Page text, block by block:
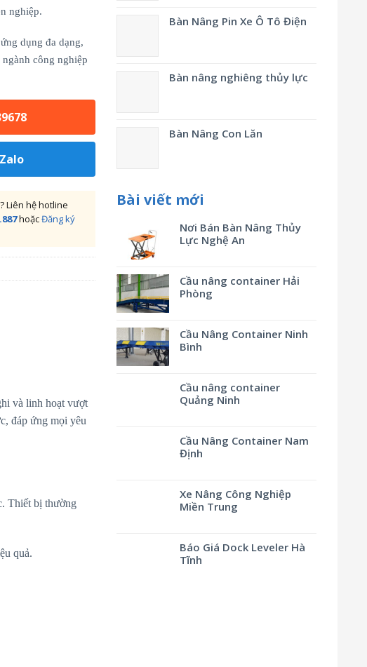
Bàn Nâng Pin Xe Ô Tô Điện
Bàn nâng nghiêng thủy lực
Bàn Nâng Con Lăn
Bài viết mới
Nơi Bán Bàn Nâng Thủy
Lực Nghệ An
Cầu nâng container Hải
Phòng
Cầu Nâng Container Ninh
Bình
Cầu nâng container
Quảng Ninh
Cầu Nâng Container Nam
Định
Xe Nâng Công Nghiệp
Miền Trung
Báo Giá Dock Leveler Hà
Tĩnh
nghiệp.
dụng đa dạng,
công nghiệp
Liên hệ hotline
hoặcĐăng ký
và linh hoạt vượt
đáp ứng mọi yêu
Thiết bị thường
quả.